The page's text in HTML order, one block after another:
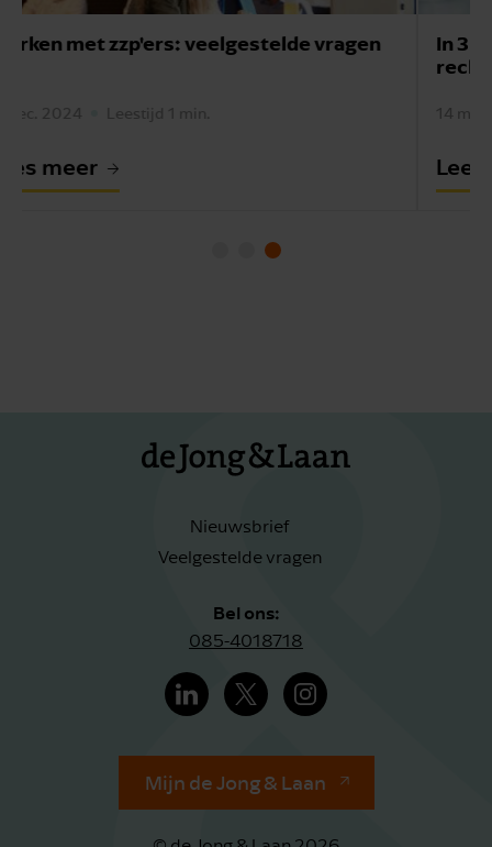
In 3 stappen bepalen welk (internationale)
14 mei 2024 Leestijd 1 min.
Lees meer
Nieuwsbrief
Veelgestelde vragen
Bel ons:
085-4018718
Mijn de Jong & Laan